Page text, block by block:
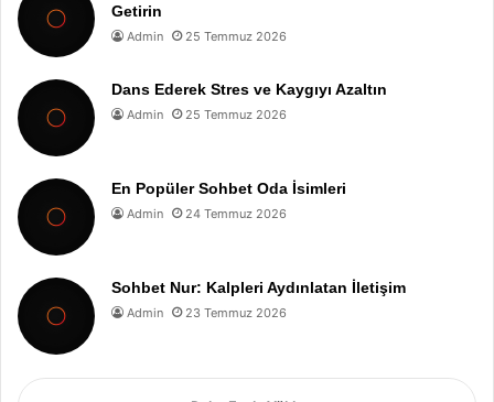
Getirin
Admin 25 Temmuz 2026
Dans Ederek Stres ve Kaygıyı Azaltın
Admin 25 Temmuz 2026
En Popüler Sohbet Oda İsimleri
Admin 24 Temmuz 2026
Sohbet Nur: Kalpleri Aydınlatan İletişim
Admin 23 Temmuz 2026